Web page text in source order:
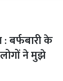
: बर्फबारी के
ने मुझे